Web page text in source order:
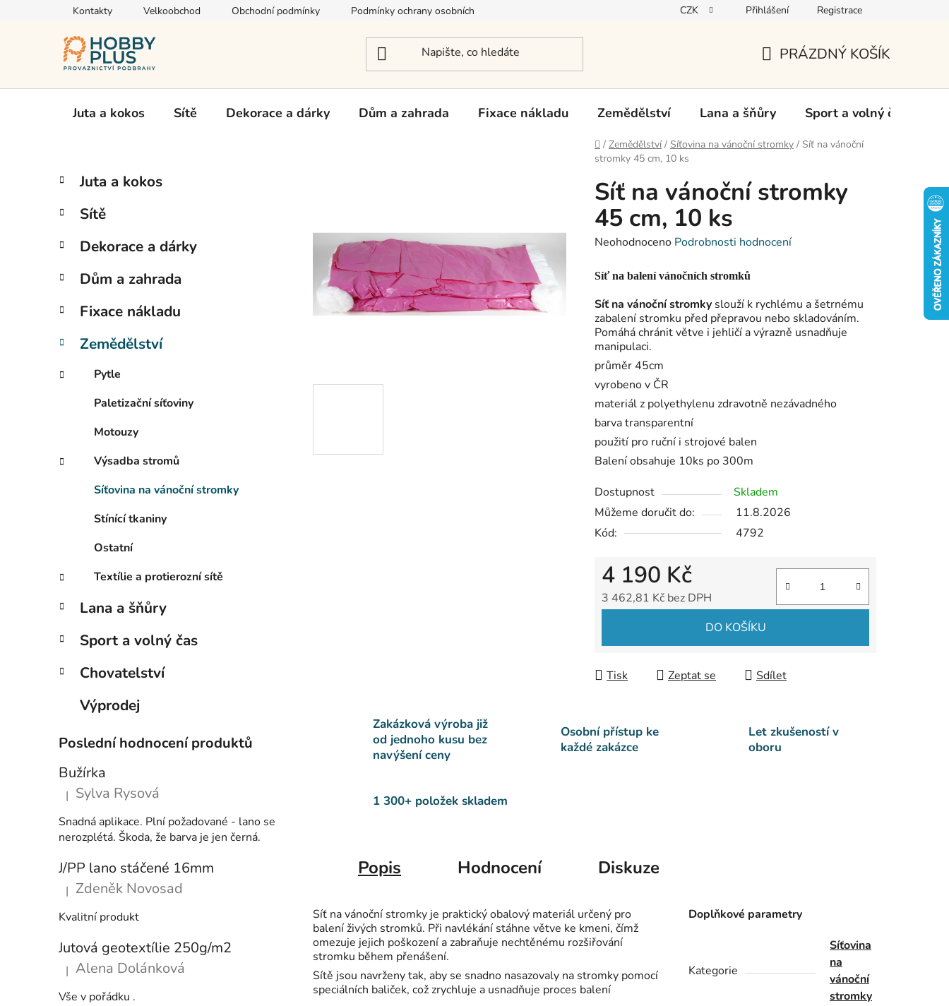
Kontakty Velkoobchod Obchodní podmínky Podmínky ochrany osobních údajů CZK Přihlášení Registrace
KOŠÍK
PRÁZDNÝ KOŠÍK
Juta a kokos Sítě Dekorace a dárky Dům a zahrada Fixace nákladu Zemědělství Lana a šňůry Sport a volný čas
Domů
/ Zemědělství / Síťovina na vánoční stromky / Síť na vánoční
stromky 45 cm, 10 ks
P
s
r
n
n
í
p
n
Přeskočit
kategorie
K
a
e
o
i
Juta a kokos
Sítě
Dekorace a dárky
Dům a zahrada
Fixace nákladu
Zemědělství
Pytle
Paletizační síťoviny
Motouzy
Výsadba stromů
Síťovina na vánoční stromky
Stínící tkaniny
Ostatní
Textílie a protierozní sítě
Lana a šňůry
Sport a volný čas
Chovatelství
Výprodej
Poslední hodnocení produktů
Bužírka
Hodnocení produktu je 5 z 5 hvězdiček.
| Sylva Rysová
Snadná aplikace. Plní požadované - lano se
nerozplétá. Škoda, že barva je jen černá.
J/PP lano stáčené 16mm
Hodnocení produktu je 5 z 5 hvězdiček.
| Zdeněk Novosad
Kvalitní produkt
Jutová geotextílie 250g/m2
Hodnocení produktu je 5 z 5 hvězdiček.
| Alena Dolánková
Vše v pořádku .
Síť na vánoční stromky
45 cm, 10 ks
Průměrné
produktu
je
0,0
z
5
hvězdiček.
Neohodnoceno Podrobnosti hodnocení
Síť na balení vánočních stromků
Síť na vánoční stromky slouží k rychlému a šetrnému
zabalení stromku před přepravou nebo skladováním.
Pomáhá chránit větve i jehličí a výrazně usnadňuje
manipulaci.
průměr 45cm
vyrobeno v ČR
materiál z polyethylenu zdravotně nezávadného
barva transparentní
použití pro ruční i strojové balen
Balení obsahuje 10ks po 300m
Dostupnost
Skladem
Můžeme doručit do:
11.8.2026
Kód:
4792
4 190 Kč
3 462,81 Kč bez DPH
DO KOŠÍKU
Tisk Zeptat se Sdílet
Zakázková výroba již
od jednoho kusu bez
navýšení ceny
Osobní přístup ke
každé zakázce
Let zkušeností v
oboru
1 300+ položek skladem
Popis Hodnocení Diskuze
Síť na vánoční stromky je praktický obalový materiál určený pro
balení živých stromků. Při navlékání stáhne větve ke kmeni, čímž
omezuje jejich poškození a zabraňuje nechtěnému rozšiřování
stromku během přenášení.
Sítě jsou navrženy tak, aby se snadno nasazovaly na stromky pomocí
speciálních baliček, což zrychluje a usnadňuje proces balení
Doplňkové parametry
Kategorie
Síťovina
na
vánoční
stromky